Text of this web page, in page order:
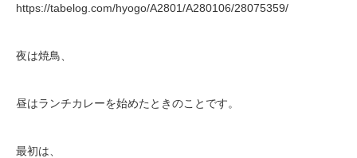
https://tabelog.com/hyogo/A2801/A280106/28075359/
夜は焼鳥、
昼はランチカレーを始めたときのことです。
最初は、